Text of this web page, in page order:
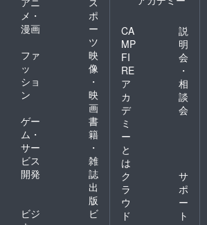
メ・
漫画
ポ
ー
ツ
ファ
ッ
ショ
ン
映
像
・
映
画
ゲー
ム・
サー
ビス
開発
書
籍
・
雑
誌
出
版
ビジ
ビ
CA
MP
FI
RE
ア
カ
デ
ミ
ー
と
は
説
明
会
・
相
談
会
ク
ラ
ウ
ド
サ
ポ
ー
ト